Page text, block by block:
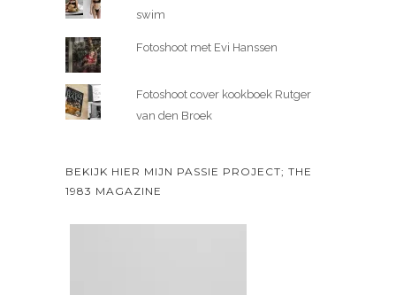
swim
Fotoshoot met Evi Hanssen
Fotoshoot cover kookboek Rutger
van den Broek
BEKIJK HIER MIJN PASSIE PROJECT; THE
1983 MAGAZINE